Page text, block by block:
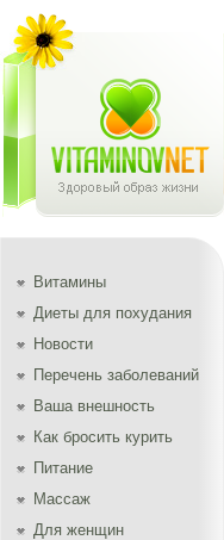
Витамины
Диеты для похудания
Новости
Перечень заболеваний
Ваша внешность
Как бросить курить
Питание
Массаж
Для женщин